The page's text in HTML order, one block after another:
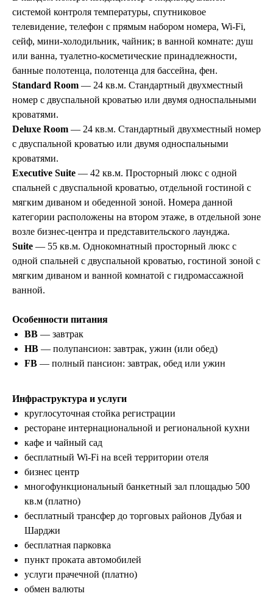
системой контроля температуры, спутниковое
телевидение, телефон с прямым набором номера, Wi-Fi,
сейф, мини-холодильник, чайник; в ванной комнате: душ
или ванна, туалетно-косметические принадлежности,
банные полотенца, полотенца для бассейна, фен.
Standard Room — 24 кв.м. Стандартный двухместный
номер с двуспальной кроватью или двумя односпальными
кроватями.
Deluxe Room — 24 кв.м. Стандартный двухместный номер
с двуспальной кроватью или двумя односпальными
кроватями.
Executive Suite — 42 кв.м. Просторный люкс с одной
спальней с двуспальной кроватью, отдельной гостиной с
мягким диваном и обеденной зоной. Номера данной
категории расположены на втором этаже, в отдельной зоне
возле бизнес-центра и представительского лаунджа.
Suite — 55 кв.м. Однокомнатный просторный люкс с
одной спальней с двуспальной кроватью, гостиной зоной с
мягким диваном и ванной комнатой с гидромассажной
ванной.
Особенности питания
BB — завтрак
HB — полупансион: завтрак, ужин (или обед)
FB — полный пансион: завтрак, обед или ужин
Инфраструктура и услуги
круглосуточная стойка регистрации
ресторане интернациональной и региональной кухни
кафе и чайный сад
бесплатный Wi-Fi на всей территории отеля
бизнес центр
многофункциональный банкетный зал площадью 500
кв.м (платно)
бесплатный трансфер до торговых районов Дубая и
Шарджи
бесплатная парковка
пункт проката автомобилей
услуги прачечной (платно)
обмен валюты